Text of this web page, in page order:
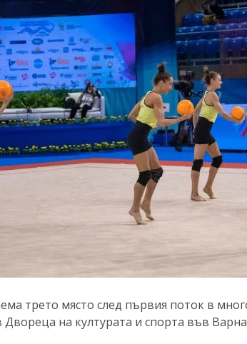
трето място след първия поток в
Двореца на културата и спорта във